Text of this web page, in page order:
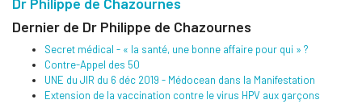
Dernier de Dr Philippe de Chazournes
Secret médical - « la santé, une bonne affaire pour qui » ?
Contre-Appel des 50
UNE du JIR du 6 déc 2019 - Médocean dans la Manifestation
Extension de la vaccination contre le virus HPV aux garçons